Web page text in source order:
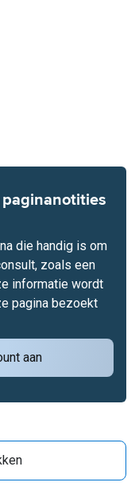
aan
die handig is om
zoals een
informatie wordt
pagina bezoekt